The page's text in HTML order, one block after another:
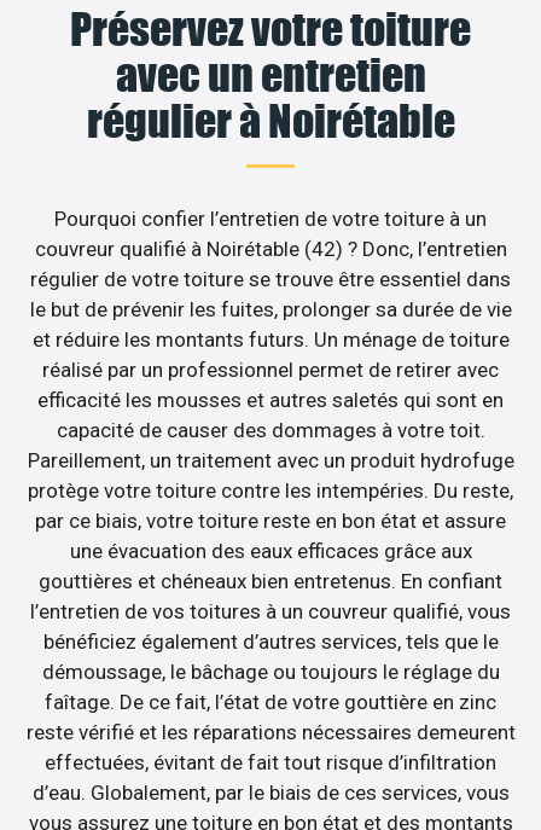
Préservez votre toiture
avec un entretien
régulier à Noirétable
Pourquoi confier l’entretien de votre toiture à un
couvreur qualifié à Noirétable (42) ? Donc, l’entretien
régulier de votre toiture se trouve être essentiel dans
le but de prévenir les fuites, prolonger sa durée de vie
et réduire les montants futurs. Un ménage de toiture
réalisé par un professionnel permet de retirer avec
efficacité les mousses et autres saletés qui sont en
capacité de causer des dommages à votre toit.
Pareillement, un traitement avec un produit hydrofuge
protège votre toiture contre les intempéries. Du reste,
par ce biais, votre toiture reste en bon état et assure
une évacuation des eaux efficaces grâce aux
gouttières et chéneaux bien entretenus. En confiant
l’entretien de vos toitures à un couvreur qualifié, vous
bénéficiez également d’autres services, tels que le
démoussage, le bâchage ou toujours le réglage du
faîtage. De ce fait, l’état de votre gouttière en zinc
reste vérifié et les réparations nécessaires demeurent
effectuées, évitant de fait tout risque d’infiltration
d’eau. Globalement, par le biais de ces services, vous
vous assurez une toiture en bon état et des montants